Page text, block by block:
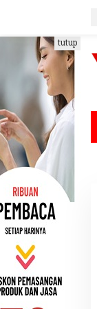
e
k
o
n
t
e
n
tutup